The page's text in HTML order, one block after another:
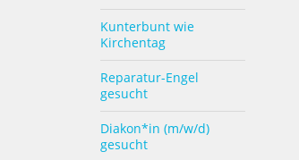
Kunterbunt wie
Kirchentag
Reparatur-Engel
gesucht
Diakon*in (m/w/d)
gesucht